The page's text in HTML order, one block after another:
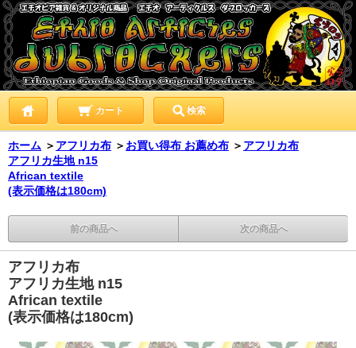
カート 検索
ホーム ＞ アフリカ布 ＞ お買い得布 お薦め布 ＞ アフリカ布
アフリカ生地 n15
African textile
(表示価格は180cm)
前の商品へ 次の商品へ
アフリカ布
アフリカ生地 n15
African textile
(表示価格は180cm)